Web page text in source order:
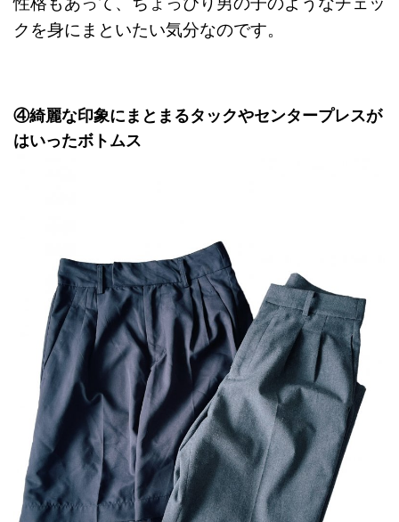
クを身にまといたい気分なのです。
④綺麗な印象にまとまるタックやセンタープレスが
はいったボトムス